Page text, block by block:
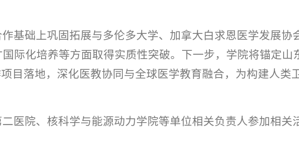
基础上巩固拓展与多伦多大学、加拿大白求恩医学发展协
际化培养等方面取得实质性突破。下一步，学院将锚定山
目落地，深化医教协同与全球医学教育融合，为构建人类
医院、核科学与能源动力学院等单位相关负责人参加相关